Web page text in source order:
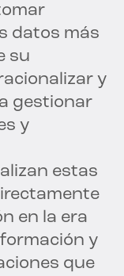
datos más
su
y
gestionar
y
estas
en la era
y
que